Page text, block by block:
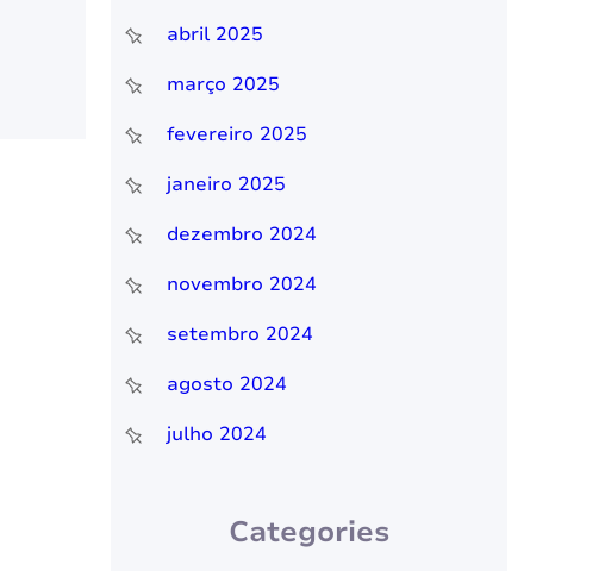
abril 2025
março 2025
fevereiro 2025
janeiro 2025
dezembro 2024
novembro 2024
setembro 2024
agosto 2024
julho 2024
Categories